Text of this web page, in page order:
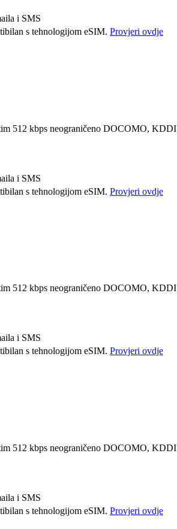
i SMS
s tehnologijom eSIM. Provjeri ovdje
512 kbps neograničeno DOCOMO, KDDI
i SMS
s tehnologijom eSIM. Provjeri ovdje
512 kbps neograničeno DOCOMO, KDDI
i SMS
s tehnologijom eSIM. Provjeri ovdje
512 kbps neograničeno DOCOMO, KDDI
i SMS
s tehnologijom eSIM. Provjeri ovdje